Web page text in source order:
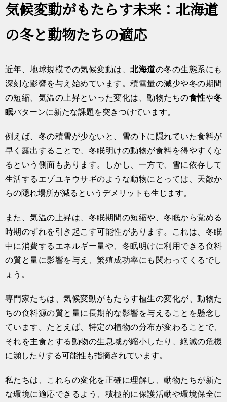
気候変動がもたらす未来：北海道
の冬と動物たちの適応
近年、地球規模での気候変動は、北海道の冬の生態系にも
深刻な影響を与え始めています。積雪量の減少や冬の期間
の短縮、気温の上昇といった変化は、動物たちの食性や冬
眠パターンに新たな課題を突きつけています。
例えば、冬の積雪が少ないと、雪の下に隠れていた食料が
早く露出することで、冬眠明けの動物が食料を得やすくな
るという側面もあります。しかし、一方で、雪に依存して
生活するエゾユキウサギのような動物にとっては、天敵か
らの隠れ場所が減るというデメリットも生じます。
また、気温の上昇は、冬眠期間の短縮や、冬眠から覚める
時期のずれを引き起こす可能性があります。これは、冬眠
中に消費するエネルギー量や、冬眠明けに利用できる食料
の質と量に影響を与え、繁殖成功率にも関わってくるでし
ょう。
専門家たちは、気候変動がもたらす植生の変化が、動物た
ちの食料源の質と量に長期的な影響を与えることを懸念し
ています。たとえば、特定の植物の分布が変わることで、
それを主食とする動物の生息域が縮小したり、絶滅の危機
に瀕したりする可能性も指摘されています。
私たちは、これらの変化を正確に理解し、動物たちが新た
な環境に適応できるよう、積極的に保護活動や環境保全に